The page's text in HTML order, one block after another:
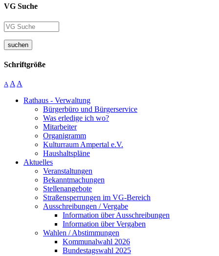
VG Suche
suchen
Schriftgröße
A A A
Rathaus - Verwaltung
Bürgerbüro und Bürgerservice
Was erledige ich wo?
Mitarbeiter
Organigramm
Kulturraum Ampertal e.V.
Haushaltspläne
Aktuelles
Veranstaltungen
Bekanntmachungen
Stellenangebote
Straßensperrungen im VG-Bereich
Ausschreibungen / Vergabe
Information über Ausschreibungen
Information über Vergaben
Wahlen / Abstimmungen
Kommunalwahl 2026
Bundestagswahl 2025